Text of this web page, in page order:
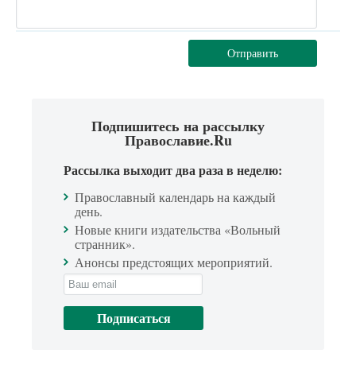
Отправить
Подпишитесь на рассылку
Православие.Ru
Рассылка выходит два раза в неделю:
Православный календарь на каждый
день.
Новые книги издательства «Вольный
странник».
Анонсы предстоящих мероприятий.